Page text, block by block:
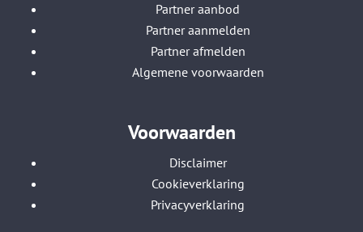
Partner aanbod
Partner aanmelden
Partner afmelden
Algemene voorwaarden
Voorwaarden
Disclaimer
Cookieverklaring
Privacyverklaring